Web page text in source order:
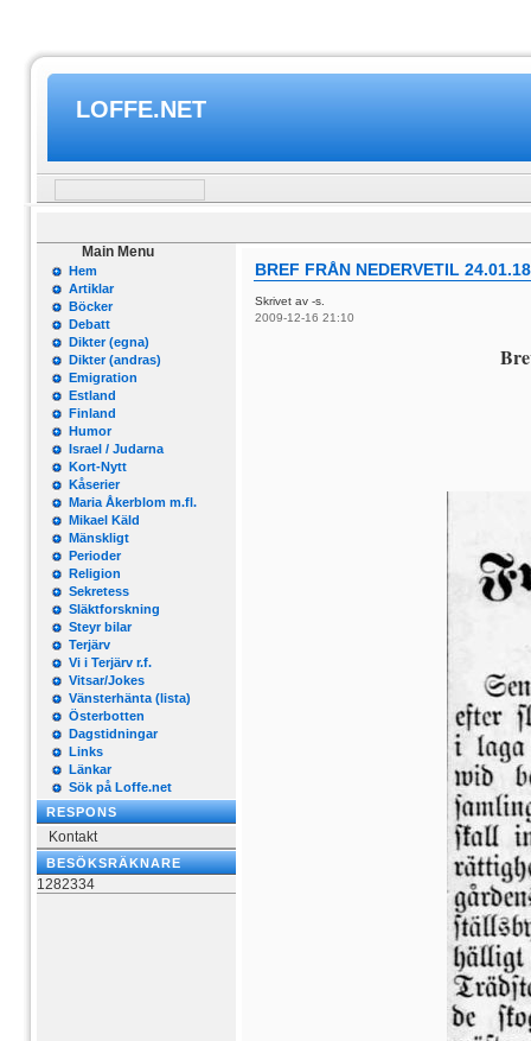
LOFFE.NET
Main Menu
Hem
Artiklar
Böcker
Debatt
Dikter (egna)
Dikter (andras)
Emigration
Estland
Finland
Humor
Israel / Judarna
Kort-Nytt
Kåserier
Maria Åkerblom m.fl.
Mikael Käld
Mänskligt
Perioder
Religion
Sekretess
Släktforskning
Steyr bilar
Terjärv
Vi i Terjärv r.f.
Vitsar/Jokes
Vänsterhänta (lista)
Österbotten
Dagstidningar
Links
Länkar
Sök på Loffe.net
RESPONS
Kontakt
BESÖKSRÄKNARE
1282334
BREF FRÅN NEDERVETIL
Skrivet av -s.
2009-12-16 21:10